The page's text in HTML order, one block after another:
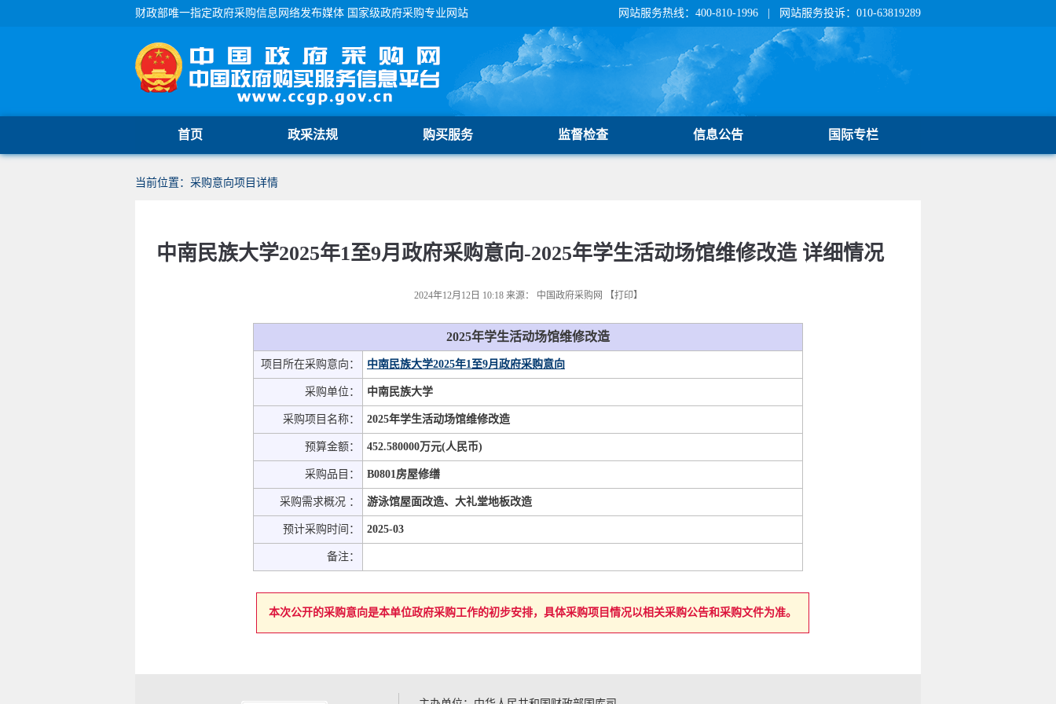
财政部唯一指定政府采购信息网络发布媒体 国家级政府采购专业网站 网站服务热线：400-810-1996 | 网站服务投诉：010-63819289
首页 政采法规 购买服务 监督检查 信息公告 国际专栏
当前位置：采购意向项目详情
中南民族大学2025年1至9月政府采购意向-2025年学生活动场馆维修改造 详细情况
2024年12月12日 10:18 来源： 中国政府采购网 【打印】
2025年学生活动场馆维修改造
项目所在采购意向： 中南民族大学2025年1至9月政府采购意向
采购单位： 中南民族大学
采购项目名称： 2025年学生活动场馆维修改造
预算金额： 452.580000万元(人民币)
采购品目： B0801房屋修缮
采购需求概况 ： 游泳馆屋面改造、大礼堂地板改造
预计采购时间： 2025-03
备注：
本次公开的采购意向是本单位政府采购工作的初步安排，具体采购项目情况以相关采购公告和采购文件为准。